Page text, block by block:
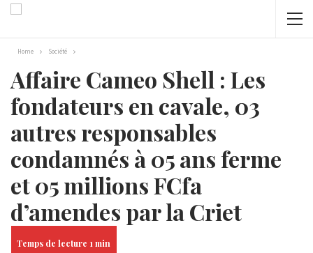
Home Société
Affaire Cameo Shell : Les
fondateurs en cavale, 03
autres responsables
condamnés à 05 ans ferme
et 05 millions FCfa
d’amendes par la Criet